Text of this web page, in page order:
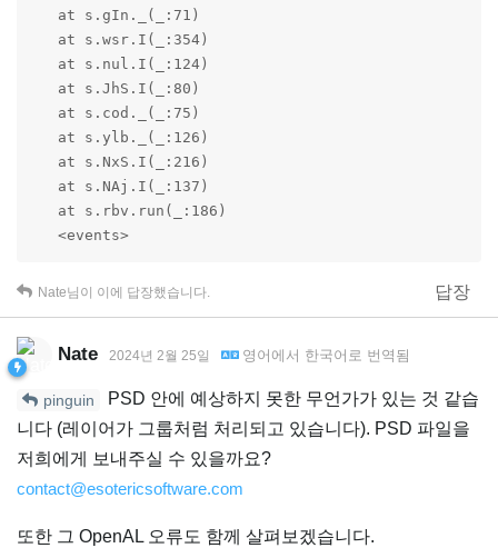
   at s.gIn._(_:71)
   at s.wsr.I(_:354)
   at s.nul.I(_:124)
   at s.JhS.I(_:80)
   at s.cod._(_:75)
   at s.ylb._(_:126)
   at s.NxS.I(_:216)
   at s.NAj.I(_:137)
   at s.rbv.run(_:186)
   <events>
답장
Nate님이 이에 답장했습니다.
Nate 2024년 2월 25일 영어 에서 한국어 로 번역됨
pinguin
PSD 안에 예상하지 못한 무언가가 있는 것 같습
니다 (레이어가 그룹처럼 처리되고 있습니다). PSD 파일을
저희에게 보내주실 수 있을까요?
contact@esotericsoftware.com
또한 그 OpenAL 오류도 함께 살펴보겠습니다.